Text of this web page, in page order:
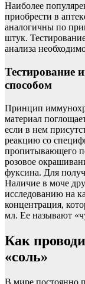
Наиболее
приобрести в
аналогичны по
штук.
анализа
Тестирование
способом
Принцип
материал
если в нем
реакцию со
пропитывающего
розовое
фуксина. Для
Наличие в моче
исследованию на
концентрация,
мл. Ее называют
Как
«соль»
В мире постоянно